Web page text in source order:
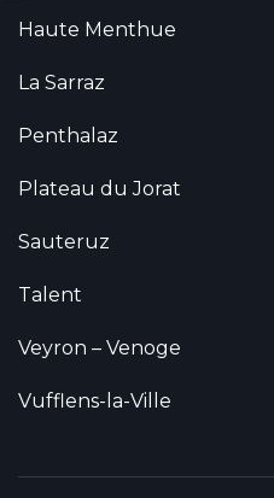
Haute Menthue
La Sarraz
Penthalaz
Plateau du Jorat
Sauteruz
Talent
Veyron – Venoge
Vufflens-la-Ville